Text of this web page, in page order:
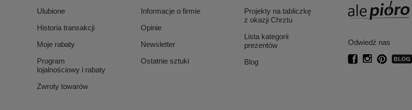
Ulubione
Historia transakcji
Moje rabaty
Program
lojalnościowy i rabaty
Zwroty towarów
Informacje o firmie
Opinie
Newsletter
Ostatnie sztuki
Projekty na tabliczkę
z okazji Chrztu
Lista kategorii
prezentów
Blog
Odwiedź nas